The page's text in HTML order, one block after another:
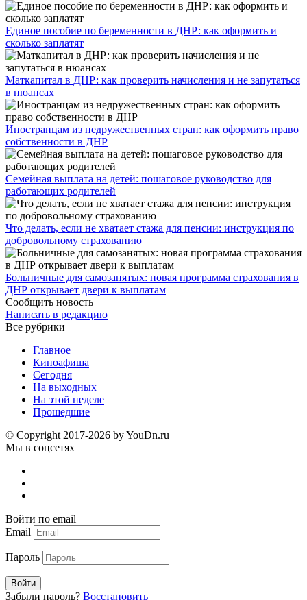
Единое пособие по беременности в ДНР: как оформить и
сколько заплатят
​Маткапитал в ДНР: как проверить начисления и не запутаться
в нюансах
Иностранцам из недружественных стран: как оформить право
собственности в ДНР
Семейная выплата на детей: пошаговое руководство для
работающих родителей
Что делать, если не хватает стажа для пенсии: инструкция по
добровольному страхованию
Больничные для самозанятых: новая программа страхования в
ДНР открывает двери к выплатам
Сообщить новость
Написать в редакцию
Все рубрики
Главное
Киноафиша
Сегодня
На выходных
На этой неделе
Прошедшие
© Copyright 2017-2026 by YouDn.ru
Мы в соцсетях
Войти по email
Email
Пароль
Войти
Забыли пароль? Восстановить